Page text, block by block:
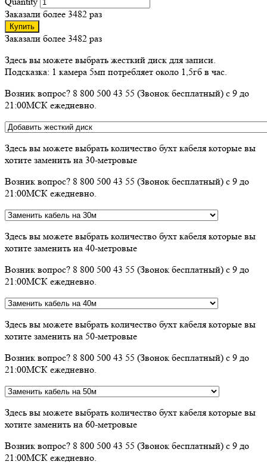
Заказали более 3482 раз
Купить
Заказали более 3482 раз
Здесь вы можете выбрать жесткий диск для записи.
Подсказка: 1 камера 5мп потребляет около 1,5гб в час.
Возник вопрос? 8 800 500 43 55 (Звонок бесплатный) с 9 до
21:00МСК ежедневно.
Здесь вы можете выбрать количество бухт кабеля которые вы
хотите заменить на 30-метровые
Возник вопрос? 8 800 500 43 55 (Звонок бесплатный) с 9 до
21:00МСК ежедневно.
Здесь вы можете выбрать количество бухт кабеля которые вы
хотите заменить на 40-метровые
Возник вопрос? 8 800 500 43 55 (Звонок бесплатный) с 9 до
21:00МСК ежедневно.
Здесь вы можете выбрать количество бухт кабеля которые вы
хотите заменить на 50-метровые
Возник вопрос? 8 800 500 43 55 (Звонок бесплатный) с 9 до
21:00МСК ежедневно.
Здесь вы можете выбрать количество бухт кабеля которые вы
хотите заменить на 60-метровые
Возник вопрос? 8 800 500 43 55 (Звонок бесплатный) с 9 до
21:00МСК ежедневно.